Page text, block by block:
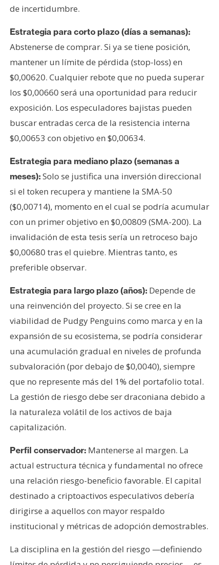
de incertidumbre.
Estrategia para corto plazo (días a semanas):
Abstenerse de comprar. Si ya se tiene posición,
mantener un límite de pérdida (stop-loss) en
$0,00620. Cualquier rebote que no pueda superar
los $0,00660 será una oportunidad para reducir
exposición. Los especuladores bajistas pueden
buscar entradas cerca de la resistencia interna
$0,00653 con objetivo en $0,00634.
Estrategia para mediano plazo (semanas a
meses):Solo se justifica una inversión direccional
si el token recupera y mantiene la SMA-50
($0,00714), momento en el cual se podría acumular
con un primer objetivo en $0,00809 (SMA-200). La
invalidación de esta tesis sería un retroceso bajo
$0,00680 tras el quiebre. Mientras tanto, es
preferible observar.
Estrategia para largo plazo (años): Depende de
una reinvención del proyecto. Si se cree en la
viabilidad de Pudgy Penguins como marca y en la
expansión de su ecosistema, se podría considerar
una acumulación gradual en niveles de profunda
subvaloración (por debajo de $0,0040), siempre
que no represente más del 1% del portafolio total.
La gestión de riesgo debe ser draconiana debido a
la naturaleza volátil de los activos de baja
capitalización.
Perfil conservador: Mantenerse al margen. La
actual estructura técnica y fundamental no ofrece
una relación riesgo-beneficio favorable. El capital
destinado a criptoactivos especulativos debería
dirigirse a aquellos con mayor respaldo
institucional y métricas de adopción demostrables.
La disciplina en la gestión del riesgo —definiendo